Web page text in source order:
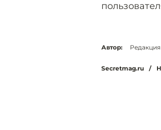
Автор: Редакция
Secretmag.ru /